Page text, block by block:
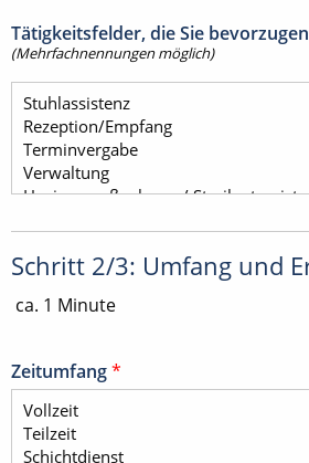
Tätigkeitsfelder, die Sie bevorzugen
(Mehrfachnennungen möglich)
Schritt 2/3: Umfang und
ca. 1 Minute
Zeitumfang*